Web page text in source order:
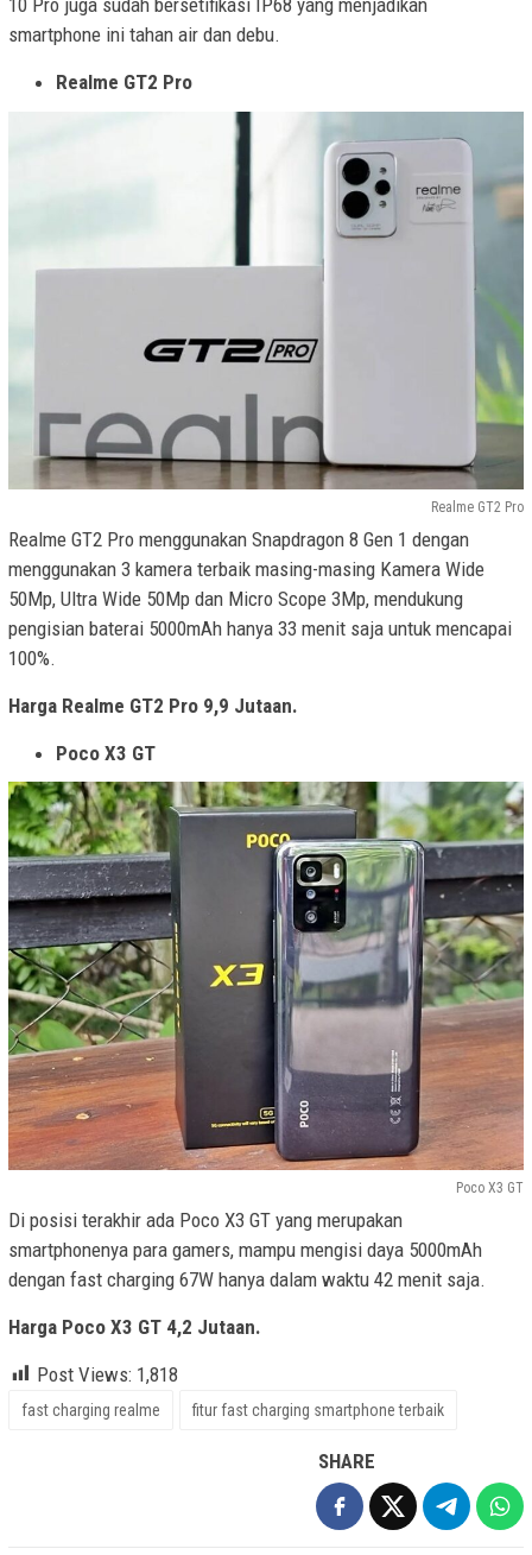
10 Pro juga sudah bersetifikasi IP68 yang menjadikan
smartphone ini tahan air dan debu.
Realme GT2 Pro
Realme GT2 Pro
Realme GT2 Pro menggunakan Snapdragon 8 Gen 1 dengan
menggunakan 3 kamera terbaik masing-masing Kamera Wide
50Mp, Ultra Wide 50Mp dan Micro Scope 3Mp, mendukung
pengisian baterai 5000mAh hanya 33 menit saja untuk mencapai
100%.
Harga Realme GT2 Pro 9,9 Jutaan.
Poco X3 GT
Poco X3 GT
Di posisi terakhir ada Poco X3 GT yang merupakan
smartphonenya para gamers, mampu mengisi daya 5000mAh
dengan fast charging 67W hanya dalam waktu 42 menit saja.
Harga Poco X3 GT 4,2 Jutaan.
Post Views: 1,818
fast charging realme fitur fast charging smartphone terbaik
SHARE